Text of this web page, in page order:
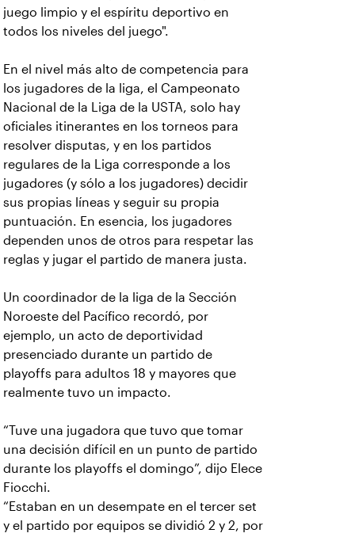
juego limpio y el espíritu deportivo en
todos los niveles del juego".
En el nivel más alto de competencia para
los jugadores de la liga, el Campeonato
Nacional de la Liga de la USTA, solo hay
oficiales itinerantes en los torneos para
resolver disputas, y en los partidos
regulares de la Liga corresponde a los
jugadores (y sólo a los jugadores) decidir
sus propias líneas y seguir su propia
puntuación. En esencia, los jugadores
dependen unos de otros para respetar las
reglas y jugar el partido de manera justa.
Un coordinador de la liga de la Sección
Noroeste del Pacífico recordó, por
ejemplo, un acto de deportividad
presenciado durante un partido de
playoffs para adultos 18 y mayores que
realmente tuvo un impacto.
“Tuve una jugadora que tuvo que tomar
una decisión difícil en un punto de partido
durante los playoffs el domingo”, dijo Elece
Fiocchi.
“Estaban en un desempate en el tercer set
y el partido por equipos se dividió 2 y 2, por